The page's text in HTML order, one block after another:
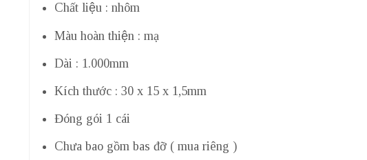
Chất liệu : nhôm
Màu hoàn thiện : mạ
Dài : 1.000mm
Kích thước : 30 x 15 x 1,5mm
Đóng gói 1 cái
Chưa bao gồm bas đỡ ( mua riêng )